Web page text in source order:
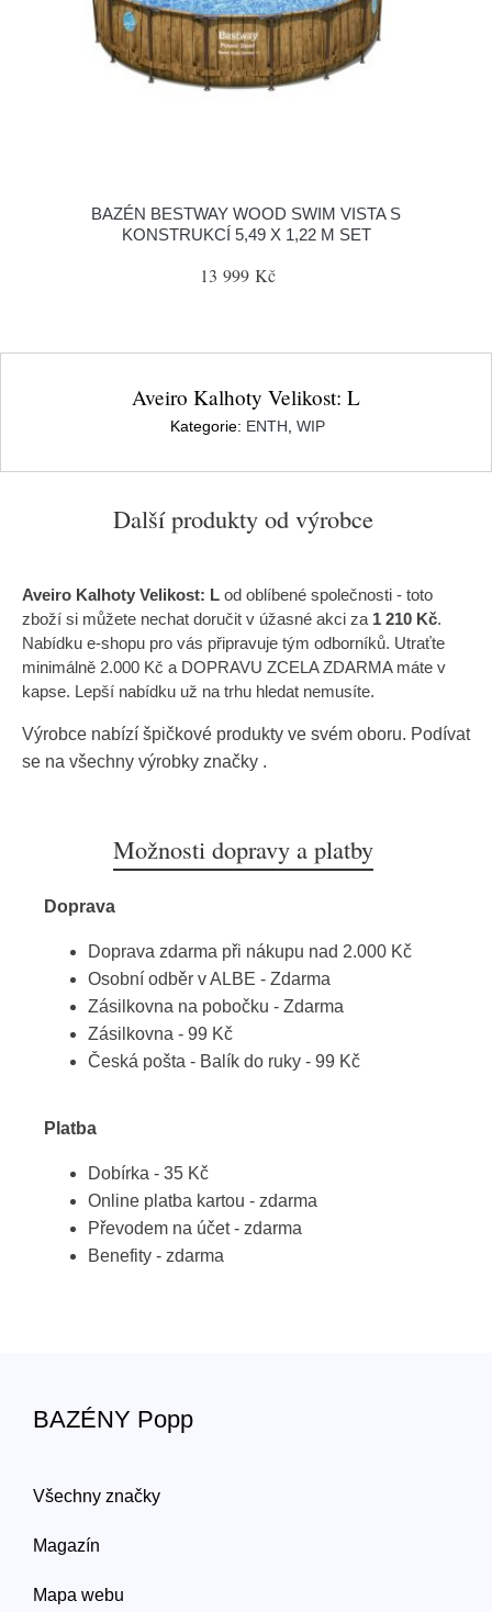
BAZÉN BESTWAY WOOD SWIM VISTA S
KONSTRUKCÍ 5,49 X 1,22 M SET
13 999 Kč
Aveiro Kalhoty Velikost: L
Kategorie: ENTH WIP
Další produkty od výrobce
Aveiro Kalhoty Velikost: L od oblíbené společnosti - toto
zboží si můžete nechat doručit v úžasné akci za 1 210 Kč.
Nabídku e-shopu pro vás připravuje tým odborníků. Utraťte
minimálně 2.000 Kč a DOPRAVU ZCELA ZDARMA máte v
kapse. Lepší nabídku už na trhu hledat nemusíte.
Výrobce nabízí špičkové produkty ve svém oboru. Podívat
se na všechny výrobky značky .
Možnosti dopravy a platby
Doprava
Doprava zdarma při nákupu nad 2.000 Kč
Osobní odběr v ALBE - Zdarma
Zásilkovna na pobočku - Zdarma
Zásilkovna - 99 Kč
Česká pošta - Balík do ruky - 99 Kč
Platba
Dobírka - 35 Kč
Online platba kartou - zdarma
Převodem na účet - zdarma
Benefity - zdarma
BAZÉNY Popp
Všechny značky
Magazín
Mapa webu